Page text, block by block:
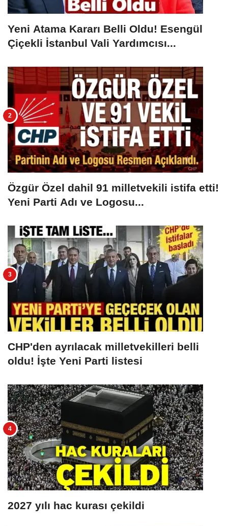
Yeni Atama Kararı Belli Oldu! Esengül
Çiçekli İstanbul Vali Yardımcısı...
Özgür Özel dahil 91 milletvekili istifa etti!
Yeni Parti Adı ve Logosu...
CHP'den ayrılacak milletvekilleri belli
oldu! İşte Yeni Parti listesi
2027 yılı hac kurası çekildi